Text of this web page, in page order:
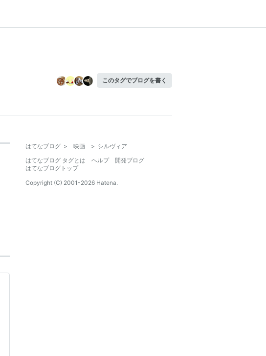
このタグでブログを書く
はてなブログ > 映画 > シルヴィア
はてなブログ タグとは
ヘルプ
開発ブログ
はてなブログトップ
Copyright (C) 2001-2026 Hatena.